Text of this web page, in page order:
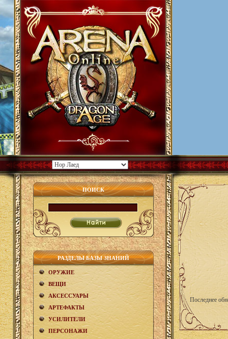
ПОИСК
РАЗДЕЛЫ БАЗЫ ЗНАНИЙ
ОРУЖИЕ
ВЕЩИ
АКCЕСCУАРЫ
АРТЕФАКТЫ
УСИЛИТЕЛИ
ПЕРСОНАЖИ
Последнее